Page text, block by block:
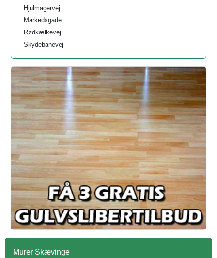
Hjulmagervej
Markedsgade
Rødkælkevej
Skydebanevej
Murer Skævinge